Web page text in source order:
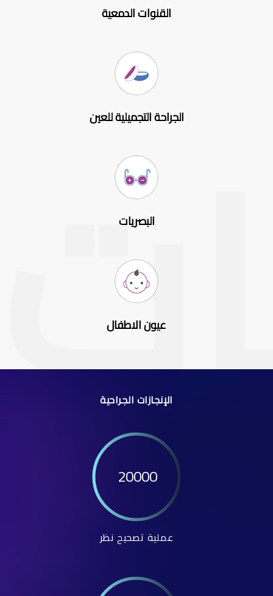
القنوات الدمعية
الجراحة التجميلية للعين
البصريات
عيون الاطفال
الإنجازات الجراحية
20000
عملية تصحيح نظر